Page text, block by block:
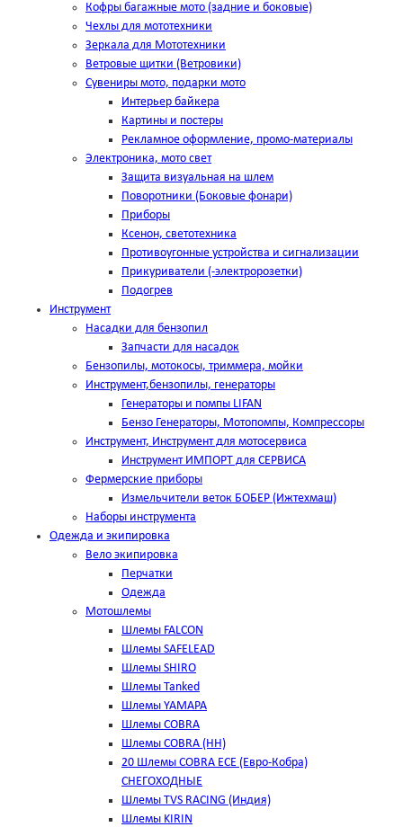
Кофры багажные мото (задние и боковые)
Чехлы для мототехники
Зеркала для Мототехники
Ветровые щитки (Ветровики)
Сувениры мото, подарки мото
Интерьер байкера
Картины и постеры
Рекламное оформление, промо-материалы
Электроника, мото свет
Защита визуальная на шлем
Поворотники (Боковые фонари)
Приборы
Ксенон, светотехника
Противоугонные устройства и сигнализации
Прикуриватели (-электророзетки)
Подогрев
Инструмент
Насадки для бензопил
Запчасти для насадок
Бензопилы, мотокосы, триммера, мойки
Инструмент,бензопилы, генераторы
Генераторы и помпы LIFAN
Бензо Генераторы, Мотопомпы, Компрессоры
Инструмент, Инструмент для мотосервиса
Инструмент ИМПОРТ для СЕРВИСА
Фермерские приборы
Измельчители веток БОБЕР (Ижтехмаш)
Наборы инструмента
Одежда и экипировка
Вело экипировка
Перчатки
Одежда
Мотошлемы
Шлемы FALCON
Шлемы SAFELEAD
Шлемы SHIRO
Шлемы Tanked
Шлемы YAMAPA
Шлемы COBRA
Шлемы COBRA (HH)
20 Шлемы COBRA ECE (Евро-Кобра)
СНЕГОХОДНЫЕ
Шлемы TVS RACING (Индия)
Шлемы KIRIN